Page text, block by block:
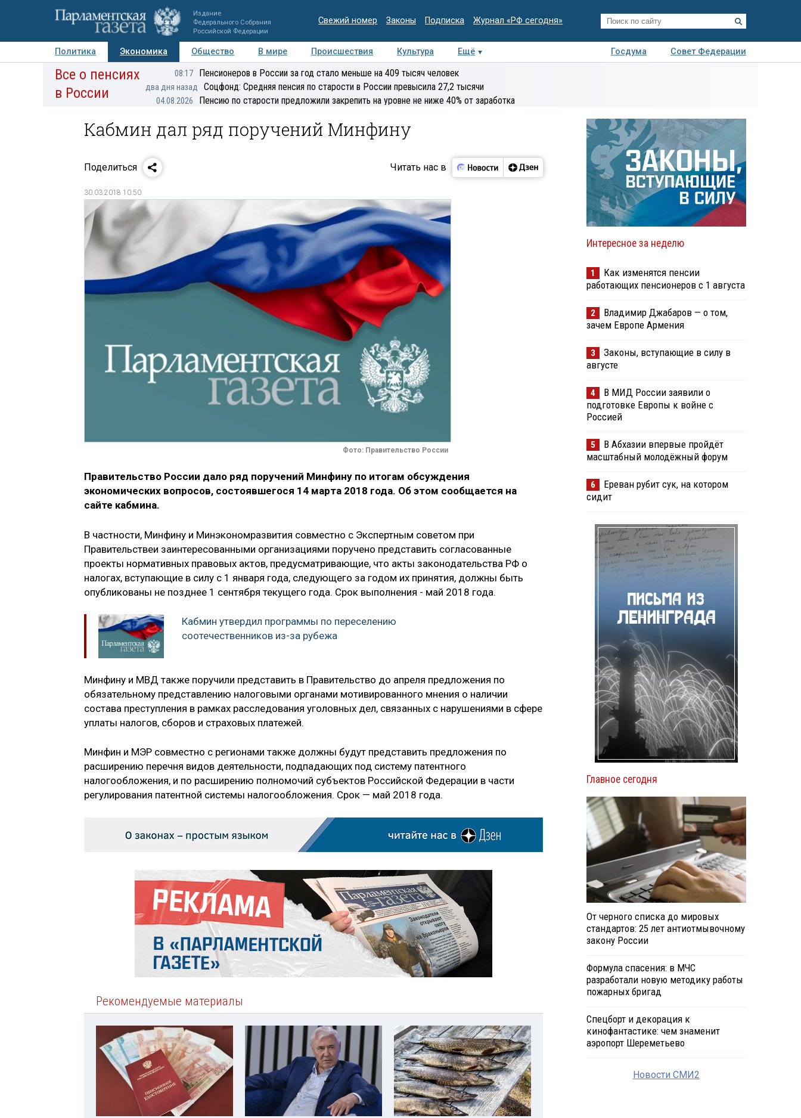
Издание
Федерального Собрания
Российской Федерации
Свежий номер Законы Подписка Журнал «РФ сегодня»
Политика Экономика Общество В мире Происшествия Культура Ещё Госдума
Совет Федерации
Авторы Персоны Мнения Регионы Медиацентр Интервью Колумнисты
Все о пенсиях
в России
08:17 Пенсионеров в России за год стало меньше на 409 тысяч человек
два дня назад Соцфонд: Средняя пенсия по старости в России превысила 27,2 тысячи
04.08.2026 Пенсию по старости предложили закрепить на уровне не ниже 40% от заработка
Кабмин дал ряд поручений Минфину
Поделиться Читать нас в
30.03.2018 10:50
Фото: Правительство России
Правительство России дало ряд поручений Минфину по итогам обсуждения
экономических вопросов, состоявшегося 14 марта 2018 года. Об этом сообщается на
сайте кабмина.
В частности, Минфину и Минэкономразвития совместно с Экспертным советом при
Правительствеи заинтересованными организациями поручено представить согласованные
проекты нормативных правовых актов, предусматривающие, что акты законодательства РФ о
налогах, вступающие в силу с 1 января года, следующего за годом их принятия, должны быть
опубликованы не позднее 1 сентября текущего года. Срок выполнения - май 2018 года.
Кабмин утвердил программы по переселению
соотечественников из-за рубежа
Минфину и МВД также поручили представить в Правительство до апреля предложения по
обязательному представлению налоговыми органами мотивированного мнения о наличии
состава преступления в рамках расследования уголовных дел, связанных с нарушениями в сфере
уплаты налогов, сборов и страховых платежей.
Минфин и МЭР совместно с регионами также должны будут представить предложения по
расширению перечня видов деятельности, подпадающих под систему патентного
налогообложения, и по расширению полномочий субъектов Российской Федерации в части
регулирования патентной системы налогообложения. Срок — май 2018 года.
Рекомендуемые материалы
Интересное за неделю
1
Как изменятся пенсии
работающих пенсионеров с 1 августа
2
Владимир Джабаров — о том,
зачем Европе Армения
3
Законы, вступающие в силу в
августе
4
В МИД России заявили о
подготовке Европы к войне с
Россией
5
В Абхазии впервые пройдёт
масштабный молодёжный форум
6
Ереван рубит сук, на котором
сидит
Главное сегодня
От черного списка до мировых
стандартов: 25 лет антиотмывочному
закону России
Формула спасения: в МЧС
разработали новую методику работы
пожарных бригад
Спецборт и декорация к
кинофантастике: чем знаменит
аэропорт Шереметьево
Новости СМИ2